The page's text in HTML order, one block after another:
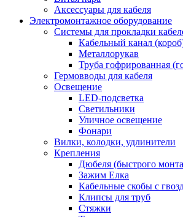
Аксессуары для кабеля
Электромонтажное оборудование
Системы для прокладки
Кабельный канал
Металлорукав
Труба гофрированная
Гермовводы для кабеля
Освещение
LED-подсветка
Светильники
Уличное освещение
Фонари
Вилки, колодки, удлинители
Крепления
Дюбеля (быстрого
Зажим Елка
Кабельные скобы с
Клипсы для труб
Стяжки